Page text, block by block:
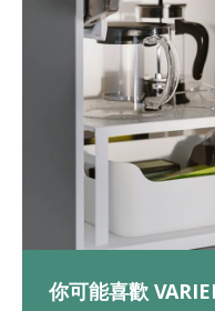
你可能喜歡